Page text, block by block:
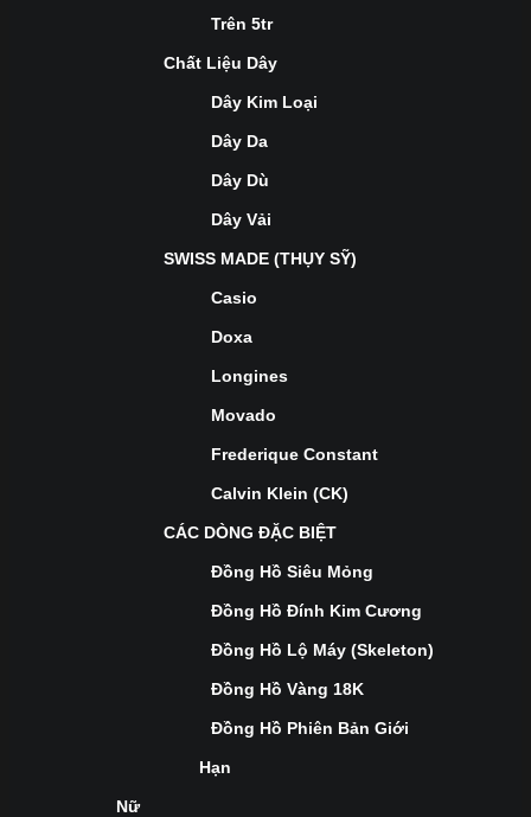
Trên 5tr
Chất Liệu Dây
Dây Kim Loại
Dây Da
Dây Dù
Dây Vải
SWISS MADE (THỤY SỸ)
Casio
Doxa
Longines
Movado
Frederique Constant
Calvin Klein (CK)
CÁC DÒNG ĐẶC BIỆT
Đồng Hồ Siêu Mỏng
Đồng Hồ Đính Kim Cương
Đồng Hồ Lộ Máy (Skeleton)
Đồng Hồ Vàng 18K
Đồng Hồ Phiên Bản Giới
Hạn
Nữ